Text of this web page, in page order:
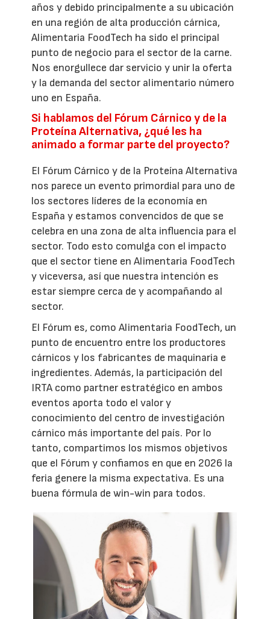
años y debido principalmente a su ubicación
en una región de alta producción cárnica,
Alimentaria FoodTech ha sido el principal
punto de negocio para el sector de la carne.
Nos enorgullece dar servicio y unir la oferta
y la demanda del sector alimentario número
uno en España.
Si hablamos del Fórum Cárnico y de la
Proteína Alternativa, ¿qué les ha
animado a formar parte del proyecto?
El Fórum Cárnico y de la Proteína Alternativa
nos parece un evento primordial para uno de
los sectores líderes de la economía en
España y estamos convencidos de que se
celebra en una zona de alta influencia para el
sector. Todo esto comulga con el impacto
que el sector tiene en Alimentaria FoodTech
y viceversa, así que nuestra intención es
estar siempre cerca de y acompañando al
sector.
El Fórum es, como Alimentaria FoodTech, un
punto de encuentro entre los productores
cárnicos y los fabricantes de maquinaria e
ingredientes. Además, la participación del
IRTA como partner estratégico en ambos
eventos aporta todo el valor y
conocimiento del centro de investigación
cárnico más importante del país. Por lo
tanto, compartimos los mismos objetivos
que el Fórum y confiamos en que en 2026 la
feria genere la misma expectativa. Es una
buena fórmula de win-win para todos.